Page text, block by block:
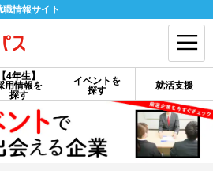
情報サイト
【4年生】
用情報を
探す
イベントを
探す
就活支援
ログイン
会員ID・パスワードを忘れた方はこちら